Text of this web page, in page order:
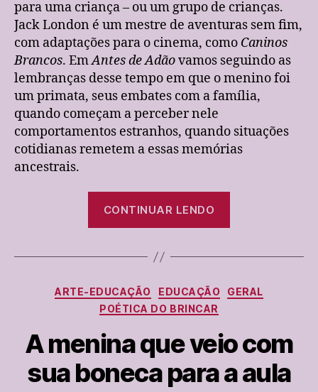
para uma criança – ou um grupo de crianças.
Jack London é um mestre de aventuras sem fim,
com adaptações para o cinema, como Caninos
Brancos. EmAntes de Adãovamos seguindo as
lembranças desse tempo em que o menino foi
um primata, seus embates com a família,
quando começam a perceber nele
comportamentos estranhos, quando situações
cotidianas remetem a essas memórias
ancestrais.
CONTINUAR LENDO
Jack
Categorias
ARTE-EDUCAÇÃO EDUCAÇÃO
GERAL
POÉTICA DO BRINCAR
A menina que veio com
sua boneca para a aula